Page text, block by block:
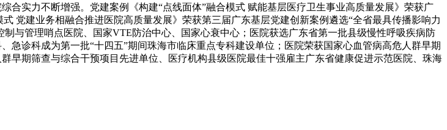
实力不断增强。党建案例《构建“点线面体”融合模式 赋能基层医疗卫生事业高质量发展》荣获广
党建业务相融合推进医院高质量发展》荣获第三届广东基层党建创新案例遴选“全省最具传播影响力
与管理哨点医院、国家VTE防治中心、国家心衰中心；医院获选广东省第一批县级慢性呼吸疾病防
诊科成为第一批“十四五”期间珠海市临床重点专科建设单位；医院荣获国家心血管病高危人群早期
早期筛查与综合干预项目先进单位、医疗机构县级医院最佳十强雇主广东省健康促进示范医院、珠海